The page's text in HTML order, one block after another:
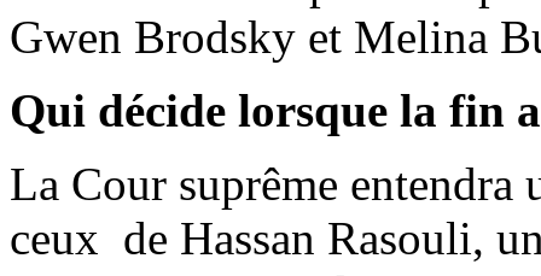
Gwen Brodsky et Melina
Qui décide lorsque la fin
La Cour suprême entendra
ceux de Hassan Rasouli,